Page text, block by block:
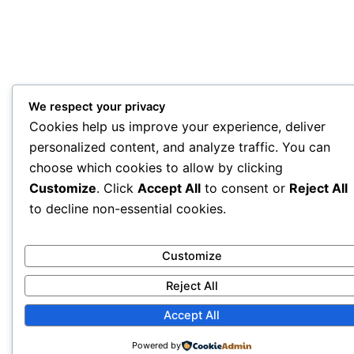
We respect your privacy
Cookies help us improve your experience, deliver
personalized content, and analyze traffic. You can
choose which cookies to allow by clicking
Customize. Click Accept All to consent or Reject All
to decline non-essential cookies.
Customize
Reject All
Accept All
Powered by